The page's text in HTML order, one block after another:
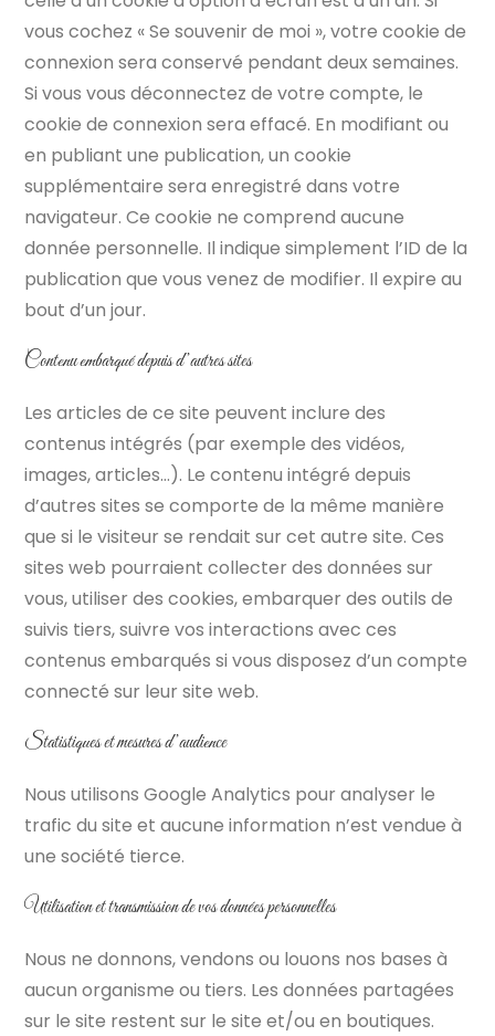
vous cochez « Se souvenir de moi », votre cookie de
connexion sera conservé pendant deux semaines.
Si vous vous déconnectez de votre compte, le
cookie de connexion sera effacé. En modifiant ou
en publiant une publication, un cookie
supplémentaire sera enregistré dans votre
navigateur. Ce cookie ne comprend aucune
donnée personnelle. Il indique simplement l’ID de la
publication que vous venez de modifier. Il expire au
bout d’un jour.
Contenu embarqué depuis d’autres sites
Les articles de ce site peuvent inclure des
contenus intégrés (par exemple des vidéos,
images, articles…). Le contenu intégré depuis
d’autres sites se comporte de la même manière
que si le visiteur se rendait sur cet autre site. Ces
sites web pourraient collecter des données sur
vous, utiliser des cookies, embarquer des outils de
suivis tiers, suivre vos interactions avec ces
contenus embarqués si vous disposez d’un compte
connecté sur leur site web.
Statistiques et mesures d’audience
Nous utilisons Google Analytics pour analyser le
trafic du site et aucune information n’est vendue à
une société tierce.
Utilisation et transmission de vos données personnelles
Nous ne donnons, vendons ou louons nos bases à
aucun organisme ou tiers. Les données partagées
sur le site restent sur le site et/ou en boutiques.